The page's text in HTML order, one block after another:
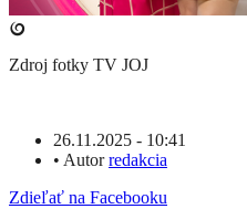
Zdroj fotky TV JOJ
26.11.2025 - 10:41
• Autorredakcia
Zdieľať na Facebooku